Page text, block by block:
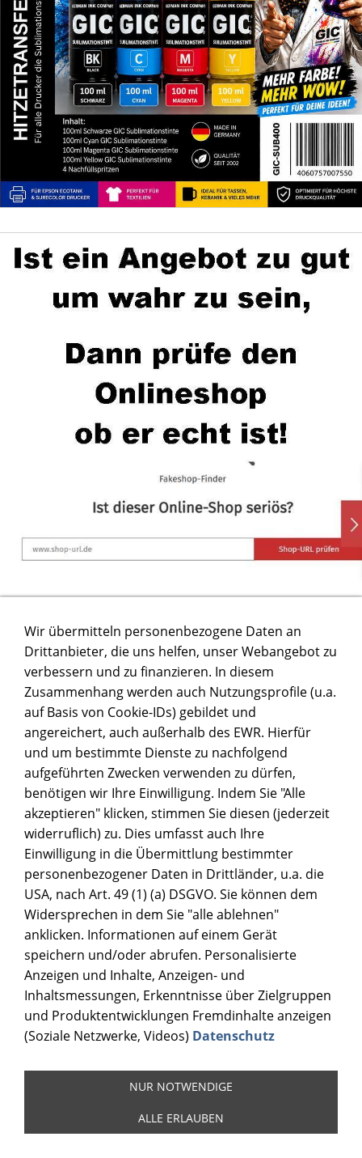
Wir übermitteln personenbezogene Daten an
Drittanbieter, die uns helfen, unser Webangebot zu
verbessern und zu finanzieren. In diesem
Zusammenhang werden auch Nutzungsprofile (u.a.
auf Basis von Cookie-IDs) gebildet und
angereichert, auch außerhalb des EWR. Hierfür
und um bestimmte Dienste zu nachfolgend
aufgeführten Zwecken verwenden zu dürfen,
benötigen wir Ihre Einwilligung. Indem Sie "Alle
akzeptieren" klicken, stimmen Sie diesen (jederzeit
widerruflich) zu. Dies umfasst auch Ihre
Einwilligung in die Übermittlung bestimmter
personenbezogener Daten in Drittländer, u.a. die
USA, nach Art. 49 (1) (a) DSGVO. Sie können dem
Widersprechen in dem Sie "alle ablehnen"
anklicken. Informationen auf einem Gerät
speichern und/oder abrufen. Personalisierte
Anzeigen und Inhalte, Anzeigen- und
Inhaltsmessungen, Erkenntnisse über Zielgruppen
und Produktentwicklungen Fremdinhalte anzeigen
(Soziale Netzwerke, Videos) Datenschutz
NUR NOTWENDIGE
ALLE ERLAUBEN